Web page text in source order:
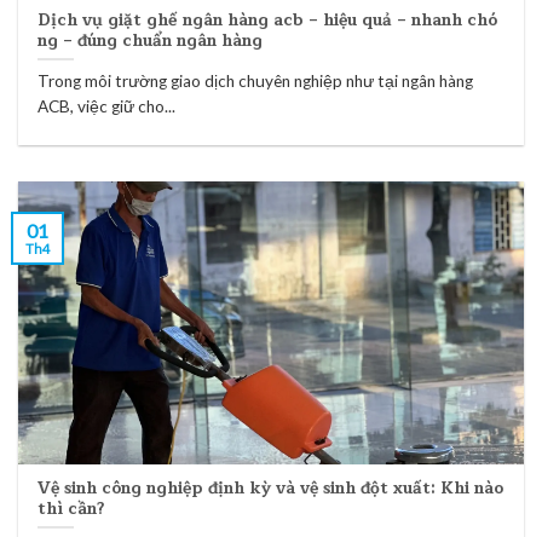
Dịch vụ giặt ghế ngân hàng acb – hiệu quả – nhanh chó
ng – đúng chuẩn ngân hàng
Trong môi trường giao dịch chuyên nghiệp như tại ngân hàng
ACB, việc giữ cho...
Vệ sinh công nghiệp định kỳ và vệ sinh đột xuất: Khi nào
thì cần?
01
Th4